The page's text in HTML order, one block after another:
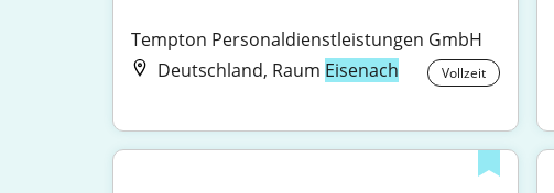
Tempton Personaldienstleistungen GmbH
Deutschland, Raum Eisenach Vollzeit